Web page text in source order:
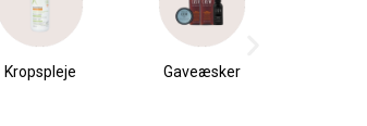
Kropspleje Gaveæsker